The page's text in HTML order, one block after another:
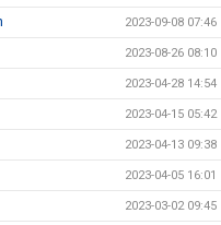
2023-09-08 07:46
2023-08-26 08:10
2023-04-28 14:54
2023-04-15 05:42
2023-04-13 09:38
2023-04-05 16:01
2023-03-02 09:45